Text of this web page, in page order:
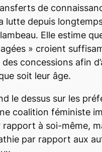
de
lutte depuis
Elle estime
» croient
concessions afin
soit leur âge.
le dessus sur les
coalition féministe
à soi-même,
par rapport aux